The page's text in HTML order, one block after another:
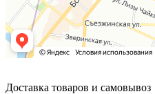
Доставка товаров и самовывоз